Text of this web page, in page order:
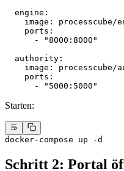
  engine
:
    image
: processcube/
    ports
:
      -
"8000:8000"
  authority
:
    image
:
    ports
:
      -
"5000:5000"
Starten:
docker-compose up -d
Schritt 2: Portal